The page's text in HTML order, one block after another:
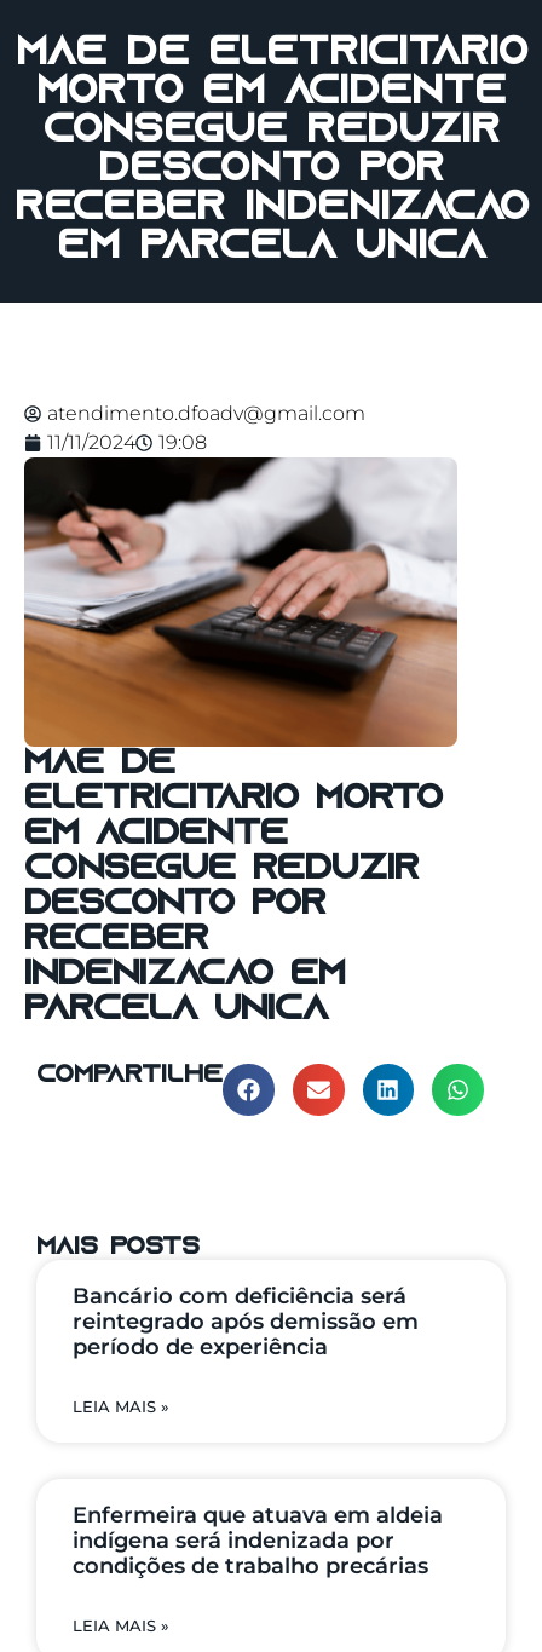
Mãe de eletricitário
morto em acidente
consegue reduzir
desconto por
receber indenização
em parcela única
atendimento.dfoadv@gmail.com
11/11/2024
19:08
Mãe de
eletricitário morto
em acidente
consegue reduzir
desconto por
receber
indenização em
parcela única
compartilhe
mais posts
Bancário com deficiência será
reintegrado após demissão em
período de experiência
LEIA MAIS »
Enfermeira que atuava em aldeia
indígena será indenizada por
condições de trabalho precárias
LEIA MAIS »